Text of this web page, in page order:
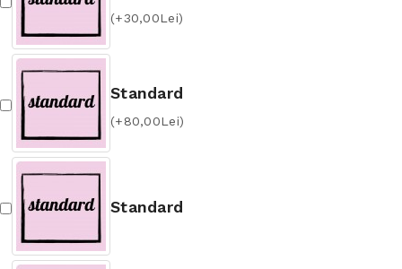
(+30,00Lei)
Standard
(+80,00Lei)
Standard